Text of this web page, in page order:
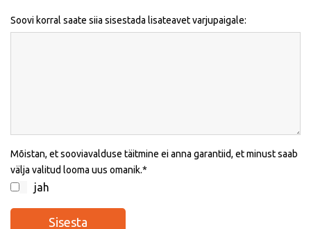
Soovi korral saate siia sisestada lisateavet varjupaigale:
Mõistan, et sooviavalduse täitmine ei anna garantiid, et minust saab
välja valitud looma uus omanik.
jah